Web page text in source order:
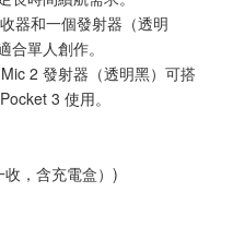
器和一個發射器（透明
單人創作。
2 發射器（透明黑）可搭
3 使用。
，含充電盒）)